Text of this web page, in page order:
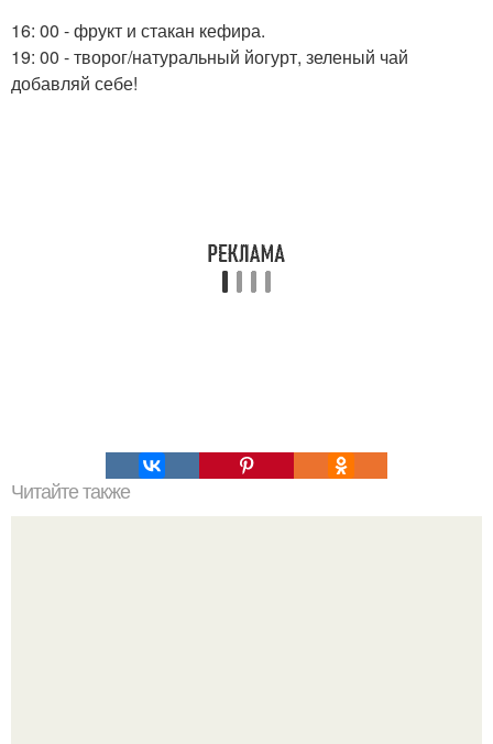
16: 00 - фрукт и стакан кефира.
19: 00 - творог/натуральный йогурт, зеленый чай
добавляй себе!
Читайте также